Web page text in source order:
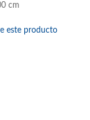
Dimensiones del embalaje: 10,000 4,000 26,000 cm
este producto